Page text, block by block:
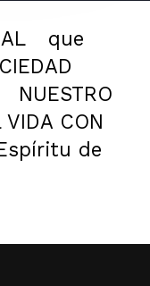
que
NUESTRO
CON
de